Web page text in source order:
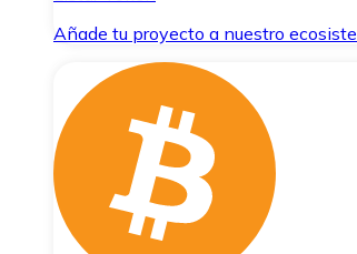
Añade tu proyecto a nuestro